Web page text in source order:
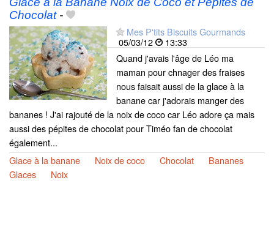
Chocolat-
Mes P'tits Biscuits Gourmands
05/03/12
13:33
Quand j'avais l'âge de Léo ma
maman pour chnager des fraises
nous faisait aussi de la glace à la
banane car j'adorais manger des
bananes ! J'ai rajouté de la noix de coco car Léo adore ça mais
aussi des pépites de chocolat pour Timéo fan de chocolat
également...
Glace à la banane
Noix de coco Chocolat
Bananes
Glaces
Noix